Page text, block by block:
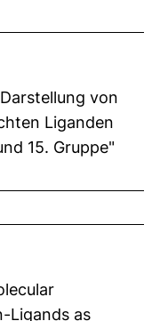
von
Liganden
15. Gruppe"
Ligands as